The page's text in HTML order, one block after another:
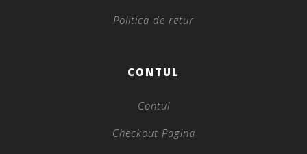
Politica de retur
CONTUL
Contul
Checkout Pagina